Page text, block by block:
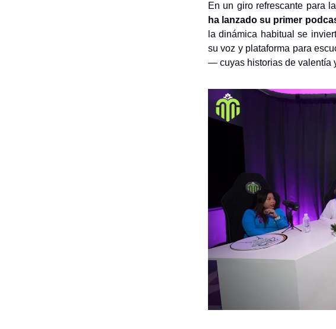
En un giro refrescante para
ha lanzado su primer
la dinámica habitual se
su voz y plataforma para
— cuyas historias de valentía